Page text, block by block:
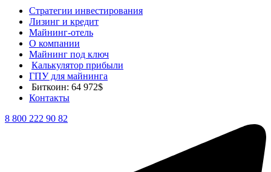
Стратегии инвестирования
Лизинг и кредит
Майнинг-отель
О компании
Майнинг под ключ
Калькулятор прибыли
ГПУ для майнинга
Биткоин: 64 972$
Контакты
8 800 222 90 82